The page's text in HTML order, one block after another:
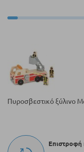
Πυροσβεστικό ξύλινο
Επιστροφή